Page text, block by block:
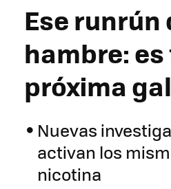
Ese runrún
hambre:
próxima
Nuevas
activan los
nicotina